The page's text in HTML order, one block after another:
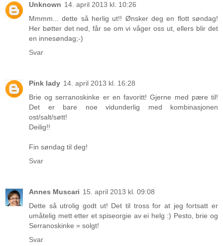
Unknown 14. april 2013 kl. 10:26
Mmmm... dette så herlig ut!! Ønsker deg en flott søndag!
Her bøtter det ned, får se om vi våger oss ut, ellers blir det
en innesøndag;-)
Svar
Pink lady 14. april 2013 kl. 16:28
Brie og serranoskinke er en favoritt! Gjerne med pære til!
Det er bare noe vidunderlig med kombinasjonen
ost/salt/søtt!
Deilig!!
Fin søndag til deg!
Svar
Annes Muscari 15. april 2013 kl. 09:08
Dette så utrolig godt ut! Det til tross for at jeg fortsatt er
umåtelig mett etter et spiseorgie av ei helg :) Pesto, brie og
Serranoskinke = solgt!
Svar